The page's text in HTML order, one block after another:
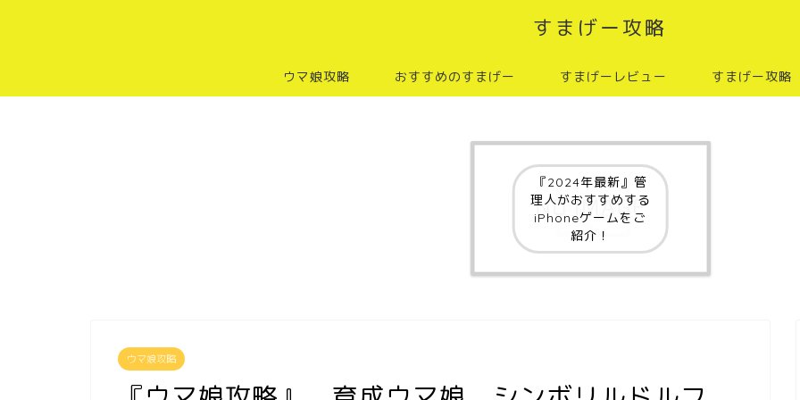
すまげー攻略
ウマ娘攻略 おすすめのすまげー すまげーレビュー すまげー攻略
『2024年最新』管
理人がおすすめする
iPhoneゲームをご
紹介！
ウマ娘攻略